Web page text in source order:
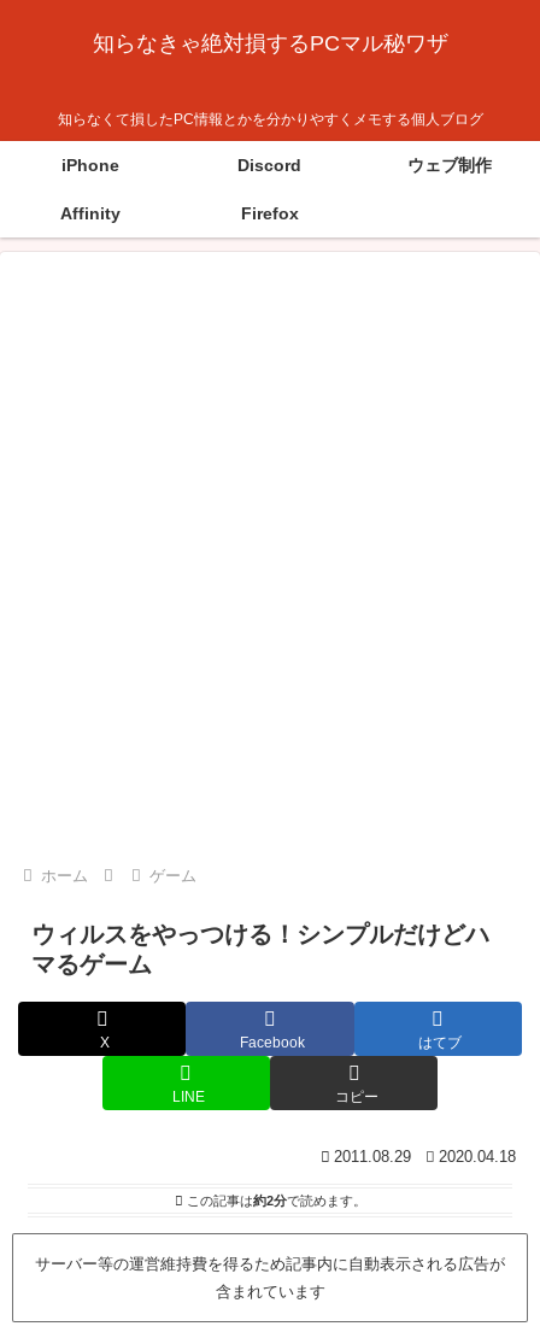
知らなきゃ絶対損するPCマル秘ワザ
知らなくて損したPC情報とかを分かりやすくメモする個人ブログ
iPhone Discord ウェブ制作
Affinity Firefox
ホーム ゲーム
ウィルスをやっつける！シンプルだけどハ
マるゲーム
X Facebook はてブ
LINE コピー
2011.08.29 2020.04.18
この記事は約2分で読めます。
サーバー等の運営維持費を得るため記事内に自動表示される広告が
含まれています